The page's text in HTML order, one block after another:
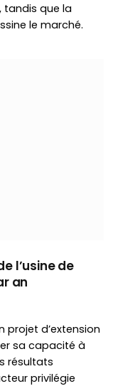
tandis que la
le marché.
l’usine de
an
d’extension
sa capacité à
résultats
privilégie